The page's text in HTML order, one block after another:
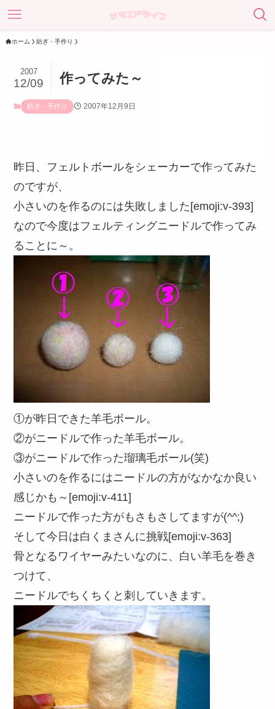
ホーム 紡ぎ・手作り
作ってみた～
2007
12/09
紡ぎ・手作り 2007年12月9日
昨日、フェルトボールをシェーカーで作ってみた
のですが、
小さいのを作るのには失敗しました[emoji:v-393]
なので今度はフェルティングニードルで作ってみ
ることに～。
①が昨日できた羊毛ボール。
②がニードルで作った羊毛ボール。
③がニードルで作った瑠璃毛ボール(笑)
小さいのを作るにはニードルの方がなかなか良い
感じかも～[emoji:v-411]
ニードルで作った方がもさもさしてますが(^^;)
そして今日は白くまさんに挑戦[emoji:v-363]
骨となるワイヤーみたいなのに、白い羊毛を巻き
つけて、
ニードルでちくちくと刺していきます。